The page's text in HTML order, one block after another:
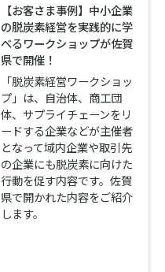
【お客さま事例】中小企業
の脱炭素経営を実践的に学
べるワークショップが佐賀
県で開催！
「脱炭素経営ワークショッ
プ」は、自治体、商工団
体、サプライチェーンをリ
ードする企業などが主催者
となって域内企業や取引先
の企業にも脱炭素に向けた
行動を促す内容です。佐賀
県で開かれた内容をご紹介
します。